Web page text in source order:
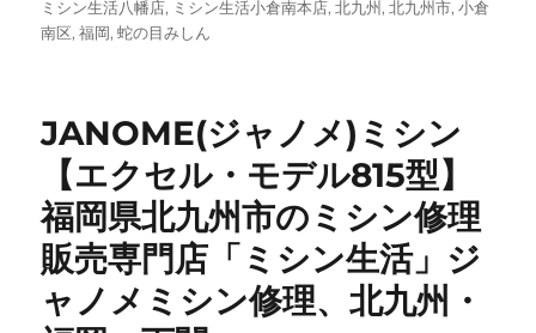
ミシン生活八幡店, ミシン生活小倉南本店,北九州 ,北九州市,小倉
南区,福岡,蛇の目みしん
JANOME(ジャノメ)ミシン
【エクセル・モデル815型】
福岡県北九州市のミシン修理
販売専門店「ミシン生活」ジ
ャノメミシン修理、北九州・